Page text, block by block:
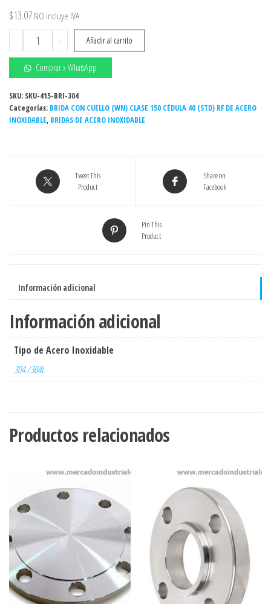
$13.07 NO incluye IVA
-
Brida
W.N.R.F.
3/4"
150#
(con
cuello)
ASTM
INOXIDABLE
Grado
+ Añadir al carrito
Comprar x WhatsApp
SKU: SKU-415-BRI-304
Categorías: BRIDA CON CUELLO (WN) CLASE 150 CÉDULA 40 (STD) RF DE ACERO
INOXIDABLE, BRIDAS DE ACERO INOXIDABLE
Tweet This
Product
Share on
Facebook
Pin This
Product
Información adicional
Información adicional
Tipo de Acero Inoxidable
304 /304L
Productos relacionados